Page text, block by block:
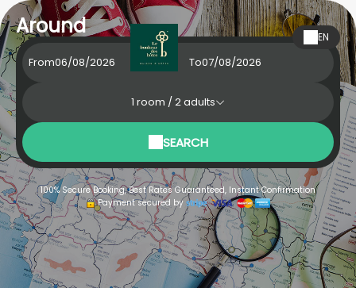
EN
Around
From To
1 room /2adults
SEARCH
100% Secure Booking, Best Rates Guaranteed, Instant Confirmation
Payment secured by